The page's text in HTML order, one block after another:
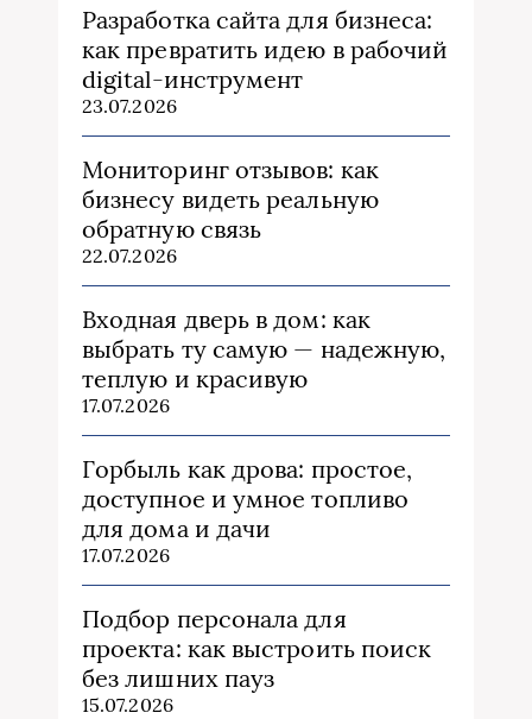
Разработка сайта для бизнеса:
как превратить идею в рабочий
digital-инструмент
23.07.2026
Мониторинг отзывов: как
бизнесу видеть реальную
обратную связь
22.07.2026
Входная дверь в дом: как
выбрать ту самую — надежную,
теплую и красивую
17.07.2026
Горбыль как дрова: простое,
доступное и умное топливо
для дома и дачи
17.07.2026
Подбор персонала для
проекта: как выстроить поиск
без лишних пауз
15.07.2026